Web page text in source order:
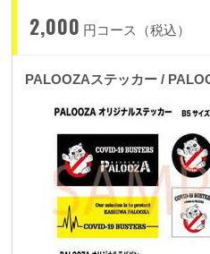
2,000 円コース（税込）
PALOOZAステッカー /